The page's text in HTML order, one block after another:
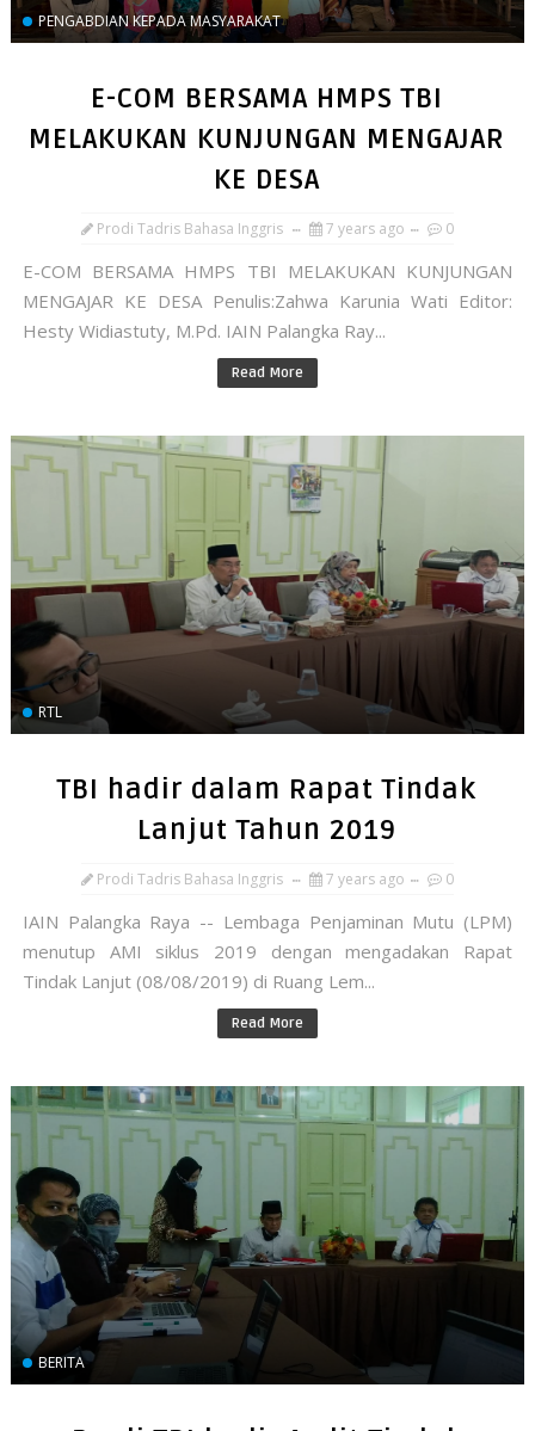
PENGABDIAN KEPADA MASYARAKAT
E-COM BERSAMA HMPS TBI
MELAKUKAN KUNJUNGAN MENGAJAR
KE DESA
Prodi Tadris Bahasa Inggris 7 years ago 0
E-COM BERSAMA HMPS TBI MELAKUKAN KUNJUNGAN
MENGAJAR KE DESA Penulis:Zahwa Karunia Wati Editor:
Hesty Widiastuty, M.Pd. IAIN Palangka Ray...
Read More
RTL
TBI hadir dalam Rapat Tindak
Lanjut Tahun 2019
Prodi Tadris Bahasa Inggris 7 years ago 0
IAIN Palangka Raya -- Lembaga Penjaminan Mutu (LPM)
menutup AMI siklus 2019 dengan mengadakan Rapat
Tindak Lanjut (08/08/2019) di Ruang Lem...
Read More
BERITA